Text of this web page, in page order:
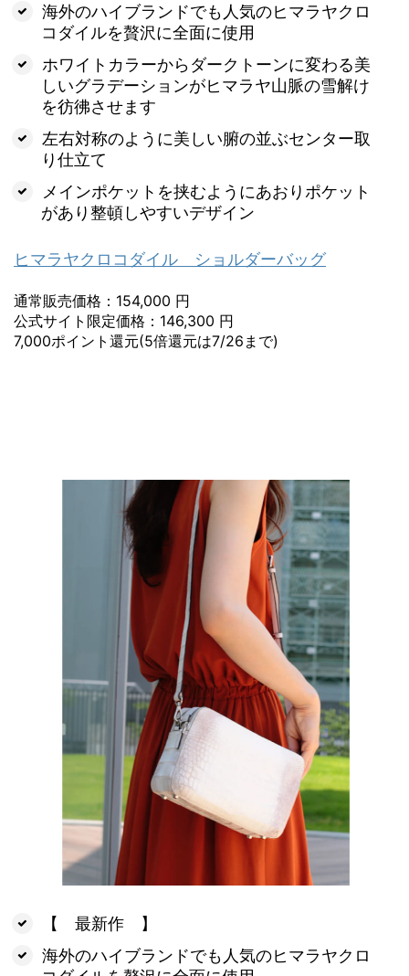
海外のハイブランドでも人気のヒマラヤクロ
コダイルを贅沢に全面に使用
ホワイトカラーからダークトーンに変わる美
しいグラデーションがヒマラヤ山脈の雪解け
を彷彿させます
左右対称のように美しい腑の並ぶセンター取
り仕立て
メインポケットを挟むようにあおりポケット
があり整頓しやすいデザイン
ヒマラヤクロコダイル ショルダーバッグ
通常販売価格：154,000 円
公式サイト限定価格：146,300 円
7,000ポイント還元(5倍還元は7/26まで)
【 最新作 】
海外のハイブランドでも人気のヒマラヤクロ